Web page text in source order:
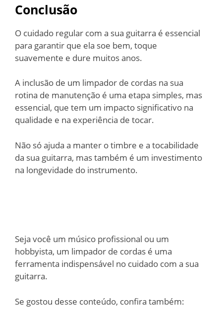
Conclusão
O cuidado regular com a sua guitarra é essencial
para garantir que ela soe bem, toque
suavemente e dure muitos anos.
A inclusão de um limpador de cordas na sua
rotina de manutenção é uma etapa simples, mas
essencial, que tem um impacto significativo na
qualidade e na experiência de tocar.
Não só ajuda a manter o timbre e a tocabilidade
da sua guitarra, mas também é um investimento
na longevidade do instrumento.
Seja você um músico profissional ou um
hobbyista, um limpador de cordas é uma
ferramenta indispensável no cuidado com a sua
guitarra.
Se gostou desse conteúdo, confira também: